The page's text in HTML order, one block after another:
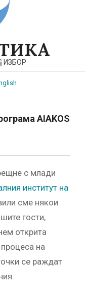
ИЗБОР
AIAKOS
с млади
институт на
сме някои
гости,
открита
на
се раждат